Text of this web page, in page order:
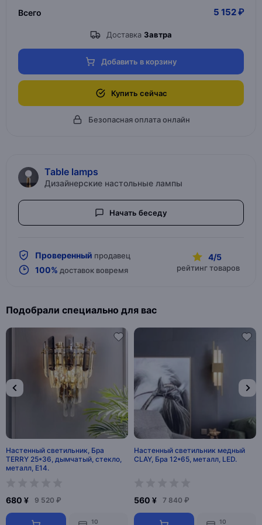
Всего 5 152 ₽
Доставка Завтра
Добавить в корзину
Купить сейчас
Безопасная оплата онлайн
Table lamps
Дизайнерские настольные лампы
Начать беседу
Проверенный продавец
100% доставок вовремя
4/5
рейтинг товаров
Подобрали специально для вас
Настенный светильник, Бра
TERRY 25*36, дымчатый, стекло,
металл, Е14.
680 ¥ 9 520 ₽
10
Настенный светильник медный
CLAY, Бра 12*65, металл, LED.
560 ¥ 7 840 ₽
10